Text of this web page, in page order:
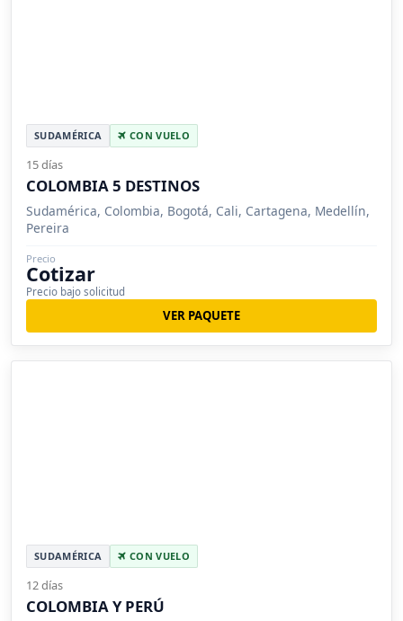
SUDAMÉRICA CON VUELO
15 días
COLOMBIA 5 DESTINOS
Sudamérica, Colombia, Bogotá, Cali, Cartagena, Medellín,
Pereira
Precio
Cotizar
Precio bajo solicitud
VER PAQUETE
SUDAMÉRICA CON VUELO
12 días
COLOMBIA Y PERÚ